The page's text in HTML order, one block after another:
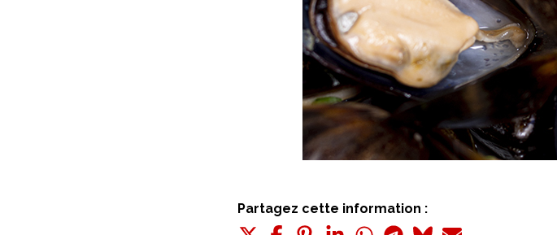
Partagez cette information :